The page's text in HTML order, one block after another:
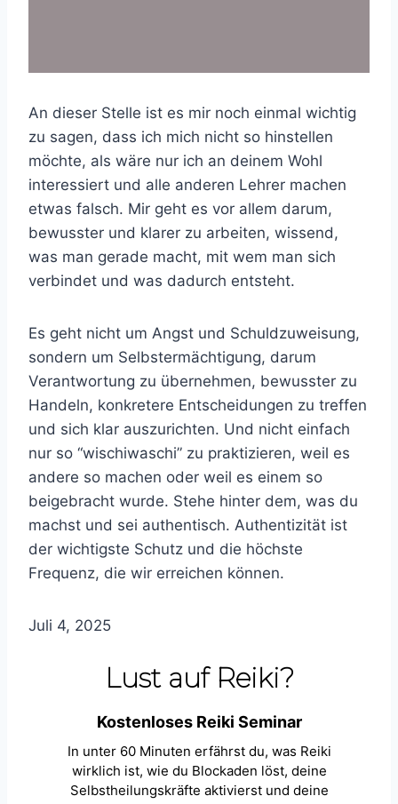
An dieser Stelle ist es mir noch einmal wichtig
zu sagen, dass ich mich nicht so hinstellen
möchte, als wäre nur ich an deinem Wohl
interessiert und alle anderen Lehrer machen
etwas falsch. Mir geht es vor allem darum,
bewusster und klarer zu arbeiten, wissend,
was man gerade macht, mit wem man sich
verbindet und was dadurch entsteht.
Es geht nicht um Angst und Schuldzuweisung,
sondern um Selbstermächtigung, darum
Verantwortung zu übernehmen, bewusster zu
Handeln, konkretere Entscheidungen zu treffen
und sich klar auszurichten. Und nicht einfach
nur so “wischiwaschi” zu praktizieren, weil es
andere so machen oder weil es einem so
beigebracht wurde. Stehe hinter dem, was du
machst und sei authentisch. Authentizität ist
der wichtigste Schutz und die höchste
Frequenz, die wir erreichen können.
Juli 4, 2025
Lust auf Reiki?
Kostenloses Reiki Seminar
In unter 60 Minuten erfährst du, was Reiki
wirklich ist, wie du Blockaden löst, deine
Selbstheilungskräfte aktivierst und deine